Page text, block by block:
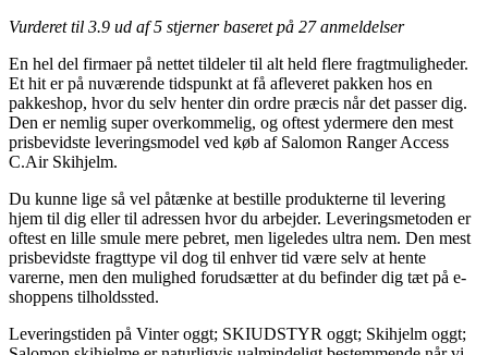
Vurderet til 3.9 ud af 5 stjerner baseret på 27anmeldelser
En hel del firmaer på nettet tildeler til alt held flere fragtmuligheder.
Et hit er på nuværende tidspunkt at få afleveret pakken hos en
pakkeshop, hvor du selv henter din ordre præcis når det passer dig.
Den er nemlig super overkommelig, og oftest ydermere den mest
prisbevidste leveringsmodel ved køb af Salomon Ranger Access
C.Air Skihjelm.
Du kunne lige så vel påtænke at bestille produkterne til levering
hjem til dig eller til adressen hvor du arbejder. Leveringsmetoden er
oftest en lille smule mere pebret, men ligeledes ultra nem. Den mest
prisbevidste fragttype vil dog til enhver tid være selv at hente
varerne, men den mulighed forudsætter at du befinder dig tæt på e-
shoppens tilholdssted.
Leveringstiden på Vinter oggt; SKIUDSTYR oggt; Skihjelm oggt;